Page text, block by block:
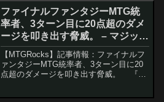
を呼んできましたが、同...
ファイナルファンタジーMTG統
率者、3ターン目に20点超のダメ
ージを叩き出す脅威。 – マジッ
ク：ザ・ギャザリング
【MTGRocks】記事情報：ファイナルフ
ァンタジーMTG統率者、3ターン目に20
点超のダメージを叩き出す脅威。 『フ